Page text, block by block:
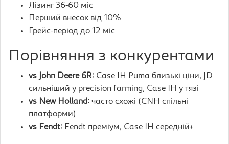
Лізинг 36-60 міс
Перший внесок від 10%
Грейс-період до 12 міс
Порівняння з конкурентами
vs John Deere 6R: Case IH Puma близькі ціни, JD
сильніший у precision farming, Case IH у тязі
vs New Holland: часто схожі (CNH спільні
платформи)
vs Fendt: Fendt преміум, Case IH середній+